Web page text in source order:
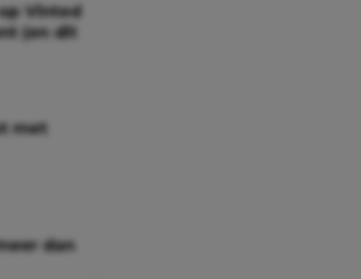
Vinted
(en dit
met
dan